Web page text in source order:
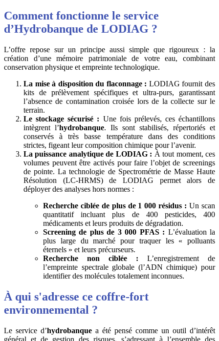
Comment fonctionne le service
d’Hydrobanque de LODIAG ?
L’offre repose sur un principe aussi simple que rigoureux : la
création d’une mémoire patrimoniale de votre eau, combinant
conservation physique et empreinte technologique.
La mise à disposition du flaconnage : LODIAG fournit des
kits de prélèvement spécifiques et ultra-purs, garantissant
l’absence de contamination croisée lors de la collecte sur le
terrain.
Le stockage sécurisé : Une fois prélevés, ces échantillons
intègrent l’hydrobanque. Ils sont stabilisés, répertoriés et
conservés à très basse température dans des conditions
strictes, figeant leur composition chimique pour l’avenir.
La puissance analytique de LODIAG : À tout moment, ces
volumes peuvent être activés pour faire l’objet de screenings
de pointe. La technologie de Spectrométrie de Masse Haute
Résolution (LC-HRMS) de LODIAG permet alors de
déployer des analyses hors normes :
Recherche ciblée de plus de 1 000 résidus : Un scan
quantitatif incluant plus de 400 pesticides, 400
médicaments et leurs produits de dégradation.
Screening de plus de 3 000 PFAS : L’évaluation la
plus large du marché pour traquer les « polluants
éternels » et leurs précurseurs.
Recherche non ciblée : L’enregistrement de
l’empreinte spectrale globale (l’ADN chimique) pour
identifier des molécules totalement inconnues.
À qui s'adresse ce coffre-fort
environnemental ?
Le service d’hydrobanque a été pensé comme un outil d’intérêt
général et de gestion des risques, s’adressant à l’ensemble des